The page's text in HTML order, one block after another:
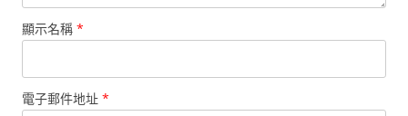
顯示名稱 *
電子郵件地址 *